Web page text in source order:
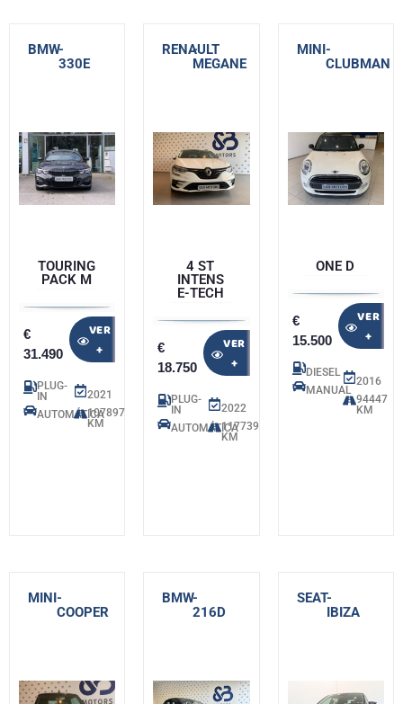
BMW-
330E
TOURING
PACK M
€
31.490
VER
+
PLUG-
IN
AUTOMÁTICA
2021
107897
KM
RENAULT
-
MEGANE
4 ST
INTENS
E-TECH
€
18.750
VER
+
PLUG-
IN
AUTOMÁTICA
2022
117739
KM
MINI-
CLUBMAN
ONE D
€
15.500
VER
+
DIESEL
MANUAL
2016
94447
KM
MINI-
COOPER
BMW-
216D
SEAT-
IBIZA